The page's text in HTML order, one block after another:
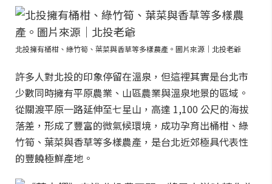
北投擁有桶柑、綠竹筍、葉菜與香草等多樣農產。圖片來源｜北投老爺
許多人對北投的印象停留在溫泉，但這裡其實是台北市
少數同時擁有平原農業、山區農業與溫泉地景的區域。
從關渡平原一路延伸至七星山，高達 1,100 公尺的海拔
落差，形成了豐富的微氣候環境，成功孕育出桶柑、綠
竹筍、葉菜與香草等多樣農產，是台北近郊極具代表性
的豐饒極鮮產地。